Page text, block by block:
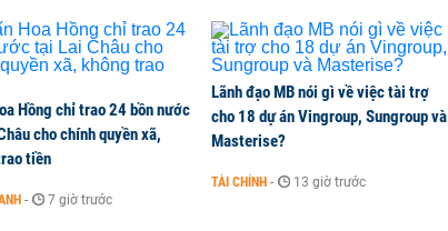
ai đã mua vào?
lao động công trình đóng BHXH bắt buộc
Khoa bị khởi tố
Hồng chỉ trao 24 bồn nước
cho chính quyền xã,
tiền
- 7 giờ trước
Lãnh đạo MB nói gì về việc tài trợ
cho 18 dự án Vingroup, Sungroup và
Masterise?
TÀI CHÍNH - 13 giờ trước